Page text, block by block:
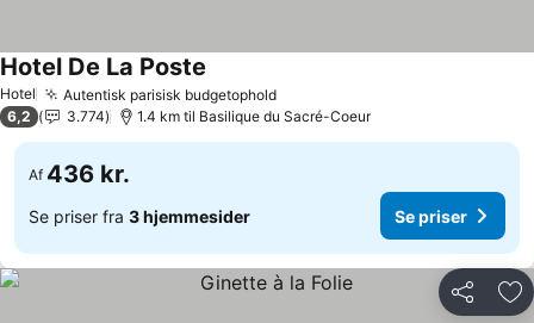
Hotel Autentisk parisisk budgetopholdSe priser
Hotel De La Poste
6,2 3.774 1.4 km til Basilique du Sacré-Coeur
Af 436 kr.
Se priser fra 3 hjemmesider Se priser
Del